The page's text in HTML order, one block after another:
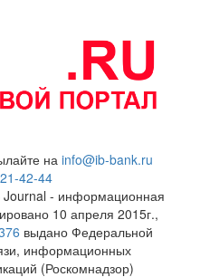
на info@ib-bank.ru
42-44
Journal - информационная
10 апреля 2015г.,
выдано Федеральной
информационных
(Роскомнадзор)